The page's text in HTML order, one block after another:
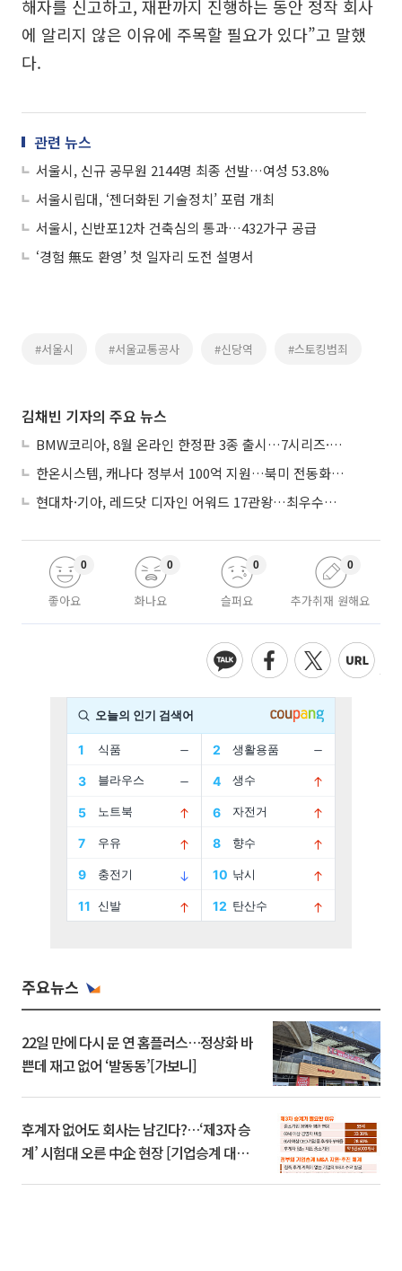
해자를 신고하고, 재판까지 진행하는 동안 정작 회사
에 알리지 않은 이유에 주목할 필요가 있다”고 말했
다.
관련 뉴스
서울시, 신규 공무원 2144명 최종 선발…여성 53.8%
서울시립대, ‘젠더화된 기술정치’ 포럼 개최
서울시, 신반포12차 건축심의 통과…432가구 공급
‘경험 無도 환영’ 첫 일자리 도전 설명서
#서울시 #서울교통공사 #신당역 #스토킹범죄
김채빈 기자의 주요 뉴스
BMW코리아, 8월 온라인 한정판 3종 출시…7시리즈·X7·M340i 투어링
한온시스템, 캐나다 정부서 100억 지원…북미 전동화 시장 가속
현대차·기아, 레드닷 디자인 어워드 17관왕…최우수상 2개 수상
좋아요
0
화나요
0
슬퍼요
0
추가취재 원해요
0
주요뉴스
22일 만에 다시 문 연 홈플러스…정상화 바
쁜데 재고 없어 ‘발동동’[가보니]
후계자 없어도 회사는 남긴다?…‘제3자 승
계’ 시험대 오른 中企 현장 [기업승계 대전